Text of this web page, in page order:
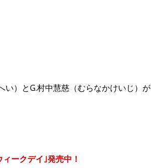
い）とG.村中慧慈（むらなかけいじ）が
ークデイ｣発売中！